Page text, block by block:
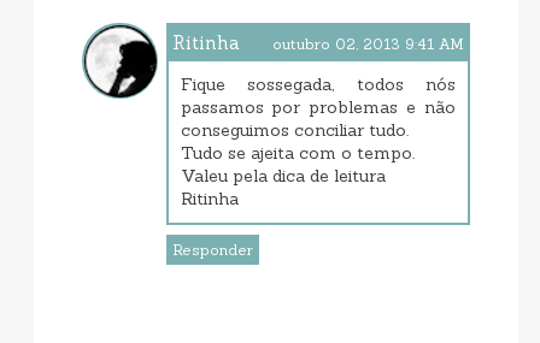
Ritinha outubro 02, 2013 9:41 AM
Fique sossegada, todos nós
passamos por problemas e não
conseguimos conciliar tudo.
Tudo se ajeita com o tempo.
Valeu pela dica de leitura
Ritinha
Responder